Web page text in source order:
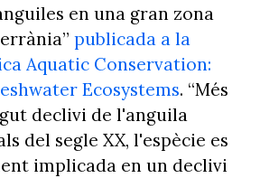
en una gran zona
publicada a la
Aquatic Conservation:
Ecosystems. “Més
declivi de l'anguila
del segle XX, l'espècie es
implicada en un declivi